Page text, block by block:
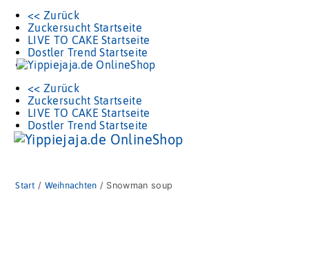
<< Zurück
Zuckersucht Startseite
LIVE TO CAKE Startseite
Dostler Trend Startseite
<< Zurück
Zuckersucht Startseite
LIVE TO CAKE Startseite
Dostler Trend Startseite
Start / Weihnachten / Snowman soup